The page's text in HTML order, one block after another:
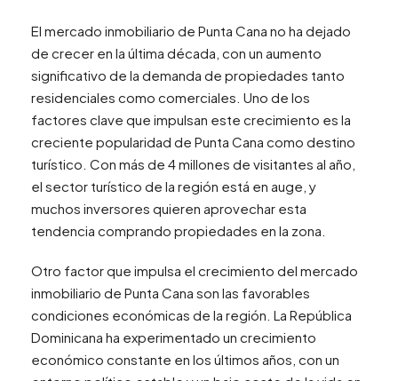
El mercado inmobiliario de Punta Cana no ha dejado
de crecer en la última década, con un aumento
significativo de la demanda de propiedades tanto
residenciales como comerciales. Uno de los
factores clave que impulsan este crecimiento es la
creciente popularidad de Punta Cana como destino
turístico. Con más de 4 millones de visitantes al año,
el sector turístico de la región está en auge, y
muchos inversores quieren aprovechar esta
tendencia comprando propiedades en la zona.
Otro factor que impulsa el crecimiento del mercado
inmobiliario de Punta Cana son las favorables
condiciones económicas de la región. La República
Dominicana ha experimentado un crecimiento
económico constante en los últimos años, con un